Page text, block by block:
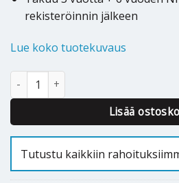
rekisteröinnin jälkeen
Lue koko tuotekuvaus
Ilmavesilämpöpumppu NIBE Polar
Lisää
Alternative:
Tutustu kaikkiin